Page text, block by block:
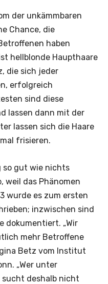
der unkämmbaren
Chance, die
haben
hellblonde Haupthaare
die sich jeder
erfolgreich
sind diese
lassen dann mit der
lassen sich die Haare
frisieren.
so gut wie nichts
weil das Phänomen
wurde es zum ersten
inzwischen sind
dokumentiert. „Wir
mehr Betroffene
Betz vom Institut
„Wer unter
sucht deshalb nicht